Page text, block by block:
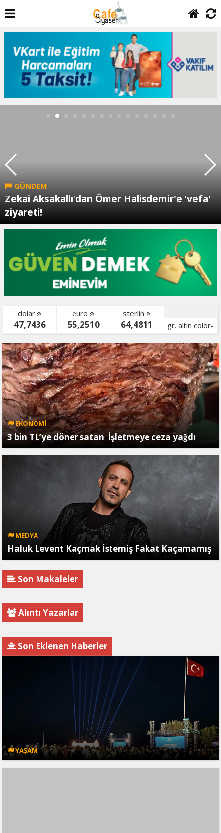
GÜNDEM
Zekai Aksakallı'dan Ömer Halisdemir'e 'vefa'
ziyareti!
dolar
47,7436
euro
55,2510
sterlin
64,4811
gr. altın color-
bist color-
EKONOMİ
3 bin TL’ye döner satan İşletmeye ceza yağdı
MEDYA
Haluk Levent Kaçmak İstemiş Fakat Kaçamamış
Son Makaleler
Alıntı Yazarlar
Son Eklenen Haberler
YAŞAM